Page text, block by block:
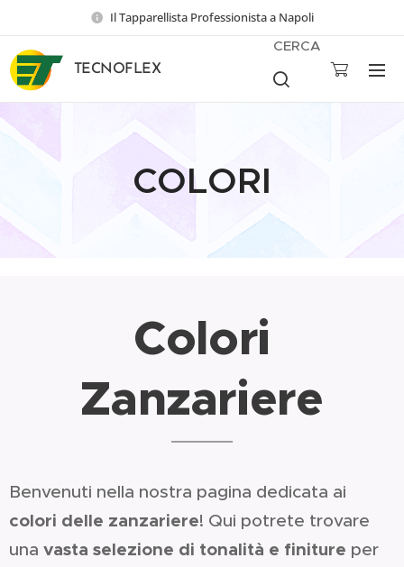
Il Tapparellista Professionista a Napoli
TECNOFLEX
CERCA
COLORI
Colori
Zanzariere
Benvenuti nella nostra pagina dedicata ai
colori delle zanzariere! Qui potrete trovare
una vasta selezione di tonalità e finiture per